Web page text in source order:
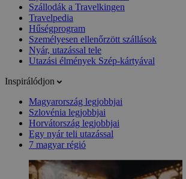
Szállodák a Travelkingen
Travelpedia
Hűségprogram
Személyesen ellenőrzött szállások
Nyár, utazással tele
Utazási élmények Szép-kártyával
Inspirálódjon
Magyarország legjobbjai
Szlovénia legjobbjai
Horvátország legjobbjai
Egy nyár teli utazással
7 magyar régió